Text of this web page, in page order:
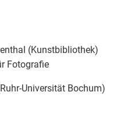
(Kunstbibliothek)
Fotografie
Universität Bochum)